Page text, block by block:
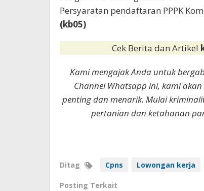
Persyaratan pendaftaran PPPK
(kb05)
Cek Berita dan Artikel
Kami mengajak Anda untuk
Channel Whatsapp ini, kami
penting dan menarik. Mulai
pertanian dan ketahanan
Ditag Cpns Lowongan kerja
Posting Terkait